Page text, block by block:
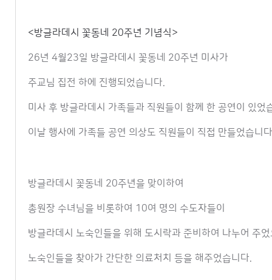
<방글라데시 꽃동네 20주년 기념식>
26년 4월23일 방글라데시 꽃동네 20주년 미사가
주교님 집전 하에 진행되었습니다.
미사 후 방글라데시 가족들과 직원들이 함께 한 공연이 있었
이날 행사에 가족들 공연 의상도 직원들이 직접 만들었습니
방글라데시 꽃동네 20주년을 맞이하여
총원장 수녀님을 비롯하여 10여 명의 수도자들이
방글라데시 노숙인들을 위해 도시락과 준비하여 나누어 주
노숙인들을 찾아가 간단한 의료처치 등을 해주었습니다.